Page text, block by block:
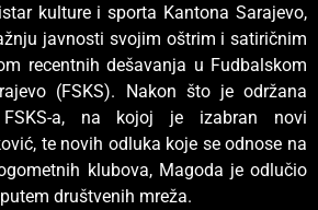
kulture i sporta Kantona Sarajevo,
javnosti svojim oštrim i satiričnim
recentnih dešavanja u Fudbalskom
(FSKS). Nakon što je održana
FSKS-a, na kojoj je izabran novi
te novih odluka koje se odnose na
klubova, Magoda je odlučio
društvenih mreža.